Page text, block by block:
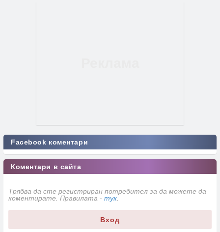
Facebook коментари
Коментари в сайта
Трябва да сте регистриран потребител за да можете да
коментирате. Правилата - тук
Вход